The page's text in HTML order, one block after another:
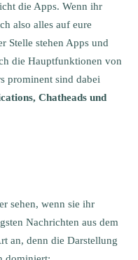
die Apps. Wenn ihr
also alles auf eure
Stelle stehen Apps und
die Hauptfunktionen von
prominent sind dabei
Chatheads und
sehen, wenn sie ihr
Nachrichten aus dem
an, denn die Darstellung